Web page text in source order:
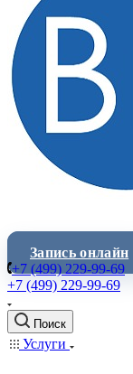
Запись онлайн
+7 (499) 229-99-69
+7 (499) 229-99-69
Поиск
Услуги